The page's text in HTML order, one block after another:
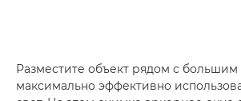
Разместите объект рядом с большим
максимально эффективно